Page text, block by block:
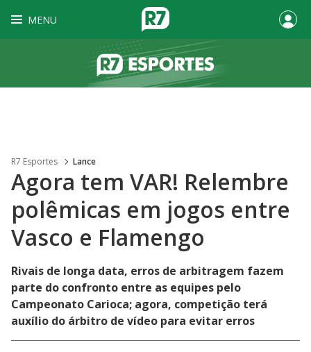
MENU
R7 Esportes Lance
Agora tem VAR! Relembre
polêmicas em jogos entre
Vasco e Flamengo
Rivais de longa data, erros de arbitragem fazem
parte do confronto entre as equipes pelo
Campeonato Carioca; agora, competição terá
auxílio do árbitro de vídeo para evitar erros